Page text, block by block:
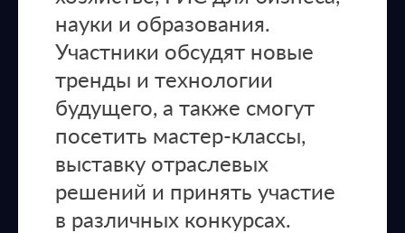
науки и образования.
Участники обсудят новые
тренды и технологии
будущего, а также смогут
посетить мастер-классы,
выставку отраслевых
решений и принять участие
в различных конкурсах.